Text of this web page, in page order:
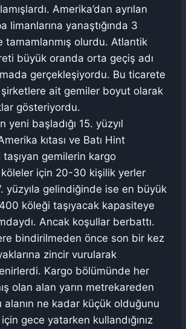
Amerika’dan ayrılan
limanlarına yanaştığında 3
tamamlanmış olurdu. Atlantik
büyük oranda orta geçiş adı
gerçekleşiyordu. Bu ticarete
şirketlere ait gemiler boyut olarak
gösteriyordu.
yeni başladığı 15. yüzyıl
kıtası ve Batı Hint
taşıyan gemilerin kargo
için 20-30 kişilik yerler
yüzyıla gelindiğinde ise en büyük
köleği taşıyacak kapasiteye
Ancak koşullar berbattı.
bindirilmeden önce son bir kez
zincir vurularak
Kargo bölümünde her
olan alan yarın metrekareden
alanın ne kadar küçük olduğunu
gece yatarken kullandığınız